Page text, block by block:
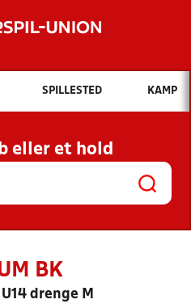
Hvad vil du søge efter?
INDHOLD OG NYHEDER
KLUBBER OG
SPILLESTED KAMP
eller et hold
BK
drenge M